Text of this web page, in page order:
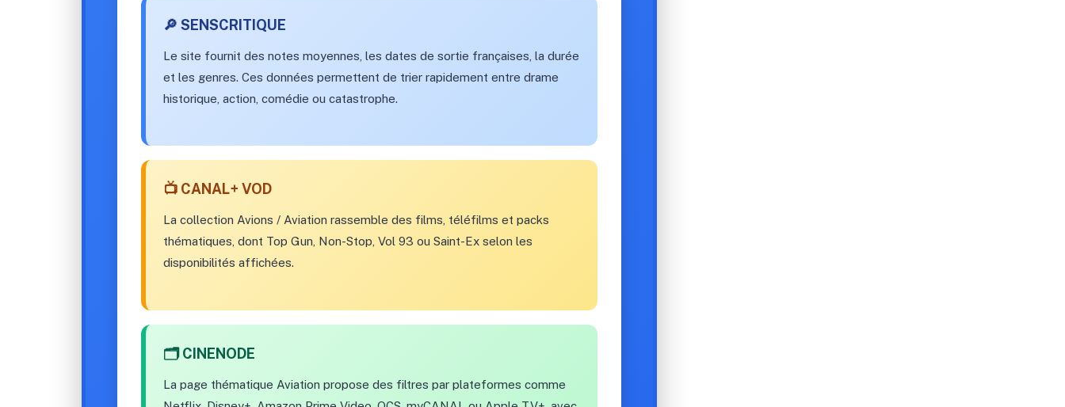
🔎 SENSCRITIQUE
Le site fournit des notes moyennes, les dates de sortie françaises, la durée
et les genres. Ces données permettent de trier rapidement entre drame
historique, action, comédie ou catastrophe.
📺 CANAL+ VOD
La collection Avions / Aviation rassemble des films, téléfilms et packs
thématiques, dont Top Gun, Non-Stop, Vol 93 ou Saint-Ex selon les
disponibilités affichées.
🗂️ CINENODE
La page thématique Aviation propose des filtres par plateformes comme